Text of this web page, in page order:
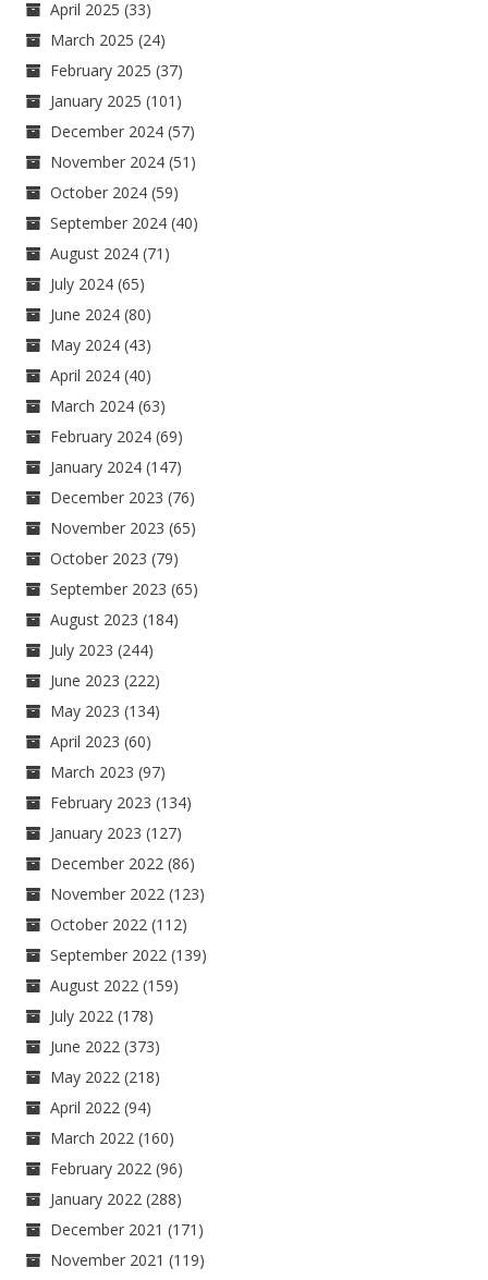
April 2025 (33)
March 2025 (24)
February 2025 (37)
January 2025 (101)
December 2024 (57)
November 2024 (51)
October 2024 (59)
September 2024 (40)
August 2024 (71)
July 2024 (65)
June 2024 (80)
May 2024 (43)
April 2024 (40)
March 2024 (63)
February 2024 (69)
January 2024 (147)
December 2023 (76)
November 2023 (65)
October 2023 (79)
September 2023 (65)
August 2023 (184)
July 2023 (244)
June 2023 (222)
May 2023 (134)
April 2023 (60)
March 2023 (97)
February 2023 (134)
January 2023 (127)
December 2022 (86)
November 2022 (123)
October 2022 (112)
September 2022 (139)
August 2022 (159)
July 2022 (178)
June 2022 (373)
May 2022 (218)
April 2022 (94)
March 2022 (160)
February 2022 (96)
January 2022 (288)
December 2021 (171)
November 2021 (119)